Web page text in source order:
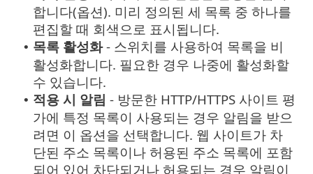
합니다(옵션). 미리 정의된 세 목록 중 하나를
편집할 때 회색으로 표시됩니다.
• 목록 활성화- 스위치를 사용하여 목록을 비
활성화합니다. 필요한 경우 나중에 활성화할
수 있습니다.
• 적용 시 알림 - 방문한 HTTP/HTTPS 사이트 평
가에 특정 목록이 사용되는 경우 알림을 받으
려면 이 옵션을 선택합니다. 웹 사이트가 차
단된 주소 목록이나 허용된 주소 목록에 포함
되어 있어 차단되거나 허용되는 경우 알림이